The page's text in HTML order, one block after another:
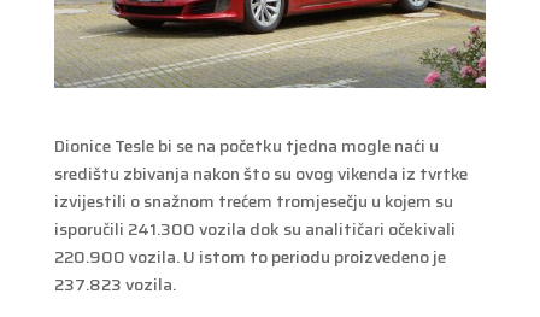
Dionice Tesle bi se na početku tjedna mogle naći u
središtu zbivanja nakon što su ovog vikenda iz tvrtke
izvijestili o snažnom trećem tromjesečju u kojem su
isporučili 241.300 vozila dok su analitičari očekivali
220.900 vozila. U istom to periodu proizvedeno je
237.823 vozila.